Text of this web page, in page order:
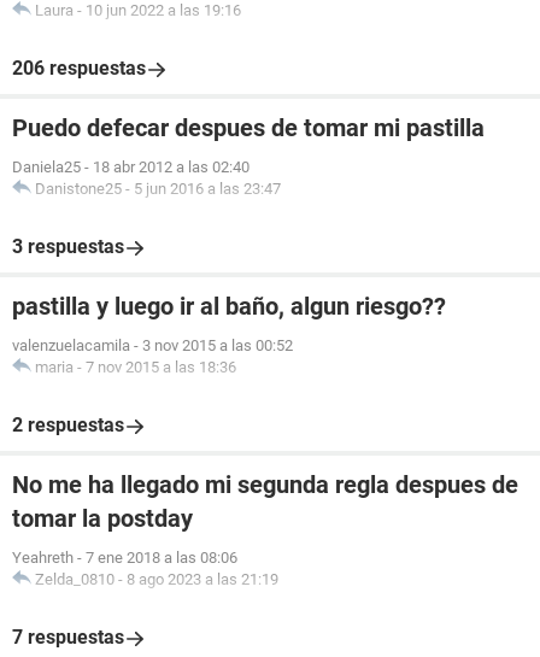
Laura - 10 jun 2022 a las 19:16
206 respuestas
Puedo defecar despues de tomar mi pastilla
Daniela25 - 18 abr 2012 a las 02:40
Danistone25 - 5 jun 2016 a las 23:47
3 respuestas
pastilla y luego ir al baño, algun riesgo??
valenzuelacamila - 3 nov 2015 a las 00:52
maria - 7 nov 2015 a las 18:36
2 respuestas
No me ha llegado mi segunda regla despues de
tomar la postday
Yeahreth - 7 ene 2018 a las 08:06
Zelda_0810 - 8 ago 2023 a las 21:19
7 respuestas